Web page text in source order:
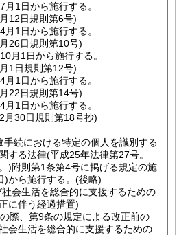
1日から施行する。
12日規則第6号)
1日から施行する。
26日規則第10号)
月1日から施行する。
1日規則第12号)
1日から施行する。
22日規則第14号)
1日から施行する。
月30日規則第18号抄)
手続における特定の個人を識別する
する法律(平成25年法律第27号。
)附則第1条第4号に掲げる規定の施
)から施行する。 (後略)
会生活を総合的に支援するための
に伴う経過措置)
際、第9条の規定による改正前の
会生活を総合的に支援するための